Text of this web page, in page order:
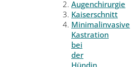
Augenchirurgie
Kaiserschnitt
Minimalinvasive
Kastration
bei
der
Hündin